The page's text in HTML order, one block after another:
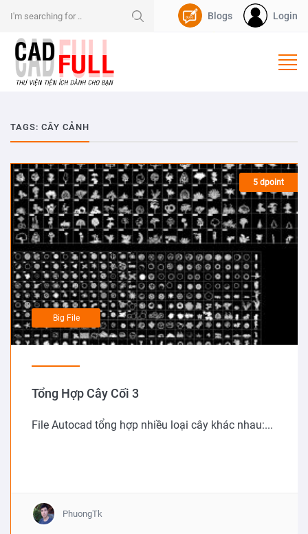
Login
Blogs
TAGS: CÂY CẢNH
Big File
5 dpoint
Tổng Hợp Cây Cối 3
File Autocad tổng hợp nhiều loại cây khác nhau:...
PhuongTk